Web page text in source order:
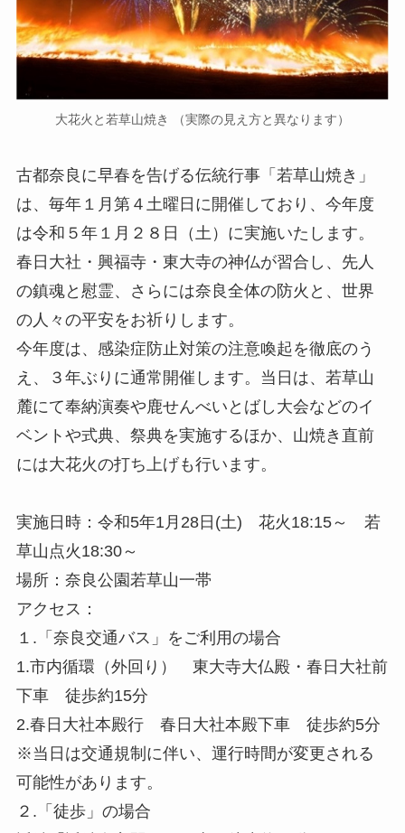
大花火と若草山焼き （実際の見え方と異なります）
古都奈良に早春を告げる伝統行事「若草山焼き」
は、毎年１月第４土曜日に開催しており、今年度
は令和５年１月２８日（土）に実施いたします。
春日大社・興福寺・東大寺の神仏が習合し、先人
の鎮魂と慰霊、さらには奈良全体の防火と、世界
の人々の平安をお祈りします。
今年度は、感染症防止対策の注意喚起を徹底のう
え、３年ぶりに通常開催します。当日は、若草山
麓にて奉納演奏や鹿せんべいとばし大会などのイ
ベントや式典、祭典を実施するほか、山焼き直前
には大花火の打ち上げも行います。
実施日時：令和5年1月28日(土) 花火18:15～ 若
草山点火18:30～
場所：奈良公園若草山一帯
アクセス：
１.「奈良交通バス」をご利用の場合
1.市内循環（外回り） 東大寺大仏殿・春日大社前
下車 徒歩約15分
2.春日大社本殿行 春日大社本殿下車 徒歩約5分
※当日は交通規制に伴い、運行時間が変更される
可能性があります。
２.「徒歩」の場合